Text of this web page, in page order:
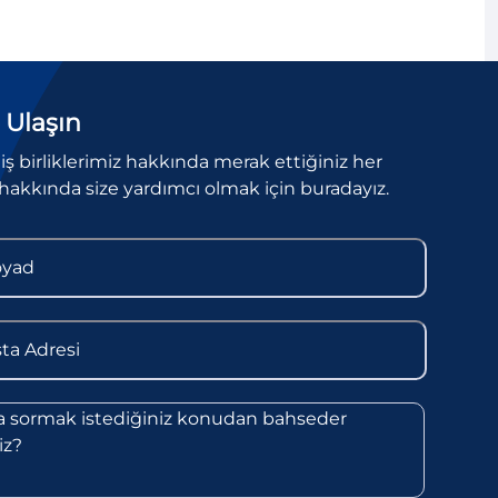
birliklerimiz hakkında merak ettiğiniz her
size yardımcı olmak için buradayız.